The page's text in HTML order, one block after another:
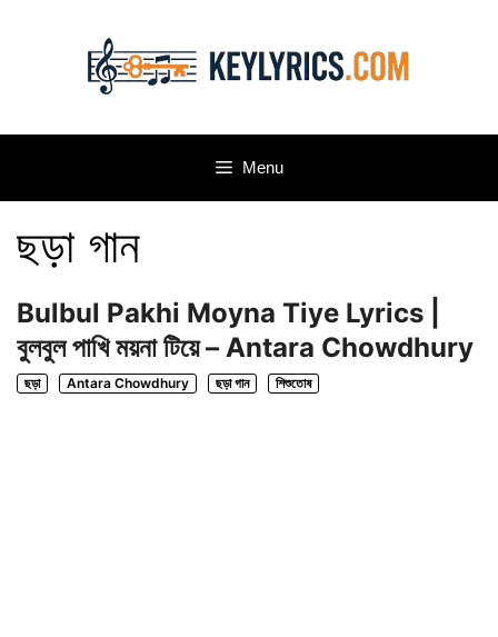
Menu
ছড়া গান
Bulbul Pakhi Moyna Tiye Lyrics |
বুলবুল পাখি ময়না টিয়ে – Antara Chowdhury
ছড়া Antara Chowdhury ছড়া গান শিশুতোষ